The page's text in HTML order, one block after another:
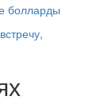
болларды